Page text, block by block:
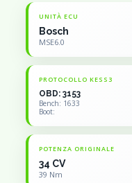
UNITÀ ECU
Bosch
MSE6.0
PROTOCOLLO KESS3
OBD: 3153
Bench: 1633
Boot:
POTENZA ORIGINALE
34 CV
39 Nm